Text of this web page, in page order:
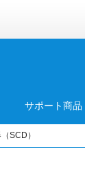
サポート商品
SCD）